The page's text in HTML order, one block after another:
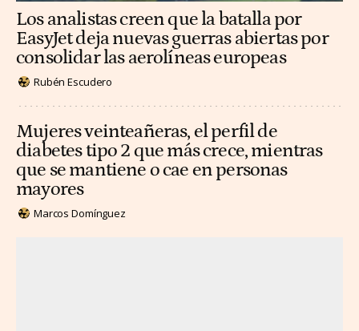
Los analistas creen que la batalla por
EasyJet deja nuevas guerras abiertas por
consolidar las aerolíneas europeas
Rubén Escudero
Mujeres veinteañeras, el perfil de
diabetes tipo 2 que más crece, mientras
que se mantiene o cae en personas
mayores
Marcos Domínguez